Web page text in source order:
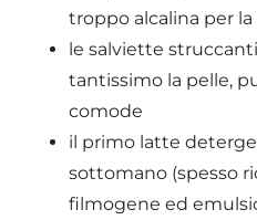
troppo alcalina per
le salviette
tantissimo la pelle,
comode
il primo latte
sottomano (spesso
filmogene ed